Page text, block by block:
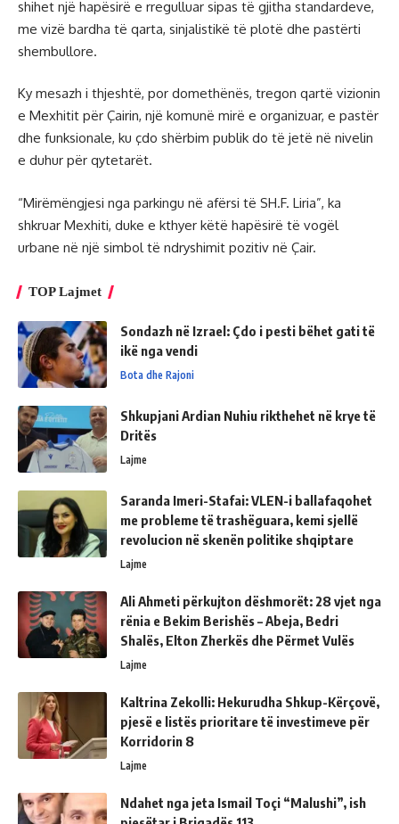
shihet një hapësirë e rregulluar sipas të gjitha standardeve,
me vizë bardha të qarta, sinjalistikë të plotë dhe pastërti
shembullore.
Ky mesazh i thjeshtë, por domethënës, tregon qartë vizionin
e Mexhitit për Çairin, një komunë mirë e organizuar, e pastër
dhe funksionale, ku çdo shërbim publik do të jetë në nivelin
e duhur për qytetarët.
“Mirëmëngjesi nga parkingu në afërsi të SH.F. Liria”, ka
shkruar Mexhiti, duke e kthyer këtë hapësirë të vogël
urbane në një simbol të ndryshimit pozitiv në Çair.
TOP Lajmet
Sondazh në Izrael: Çdo i pesti bëhet gati të
ikë nga vendi
Bota dhe Rajoni
Shkupjani Ardian Nuhiu rikthehet në krye të
Dritës
Lajme
Saranda Imeri-Stafai: VLEN-i ballafaqohet
me probleme të trashëguara, kemi sjellë
revolucion në skenën politike shqiptare
Lajme
Ali Ahmeti përkujton dëshmorët: 28 vjet nga
rënia e Bekim Berishës – Abeja, Bedri
Shalës, Elton Zherkës dhe Përmet Vulës
Lajme
Kaltrina Zekolli: Hekurudha Shkup-Kërçovë,
pjesë e listës prioritare të investimeve për
Korridorin 8
Lajme
Ndahet nga jeta Ismail Toçi “Malushi”, ish